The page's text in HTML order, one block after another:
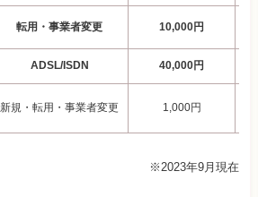
転用・事業者変更 10,000円
ADSL/ISDN 40,000円
新規・転用・事業者変更 1,000円
※2023年9月現在